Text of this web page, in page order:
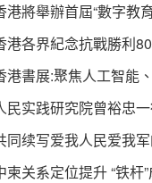
港將舉辦首屆“數字教
港各界紀念抗戰勝利
港書展:聚焦人工智能
民实践研究院曾裕忠
同续写爱我人民爱我
柬关系定位提升 “铁杆